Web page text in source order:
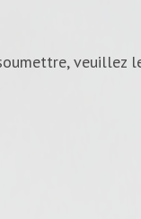
veuillez